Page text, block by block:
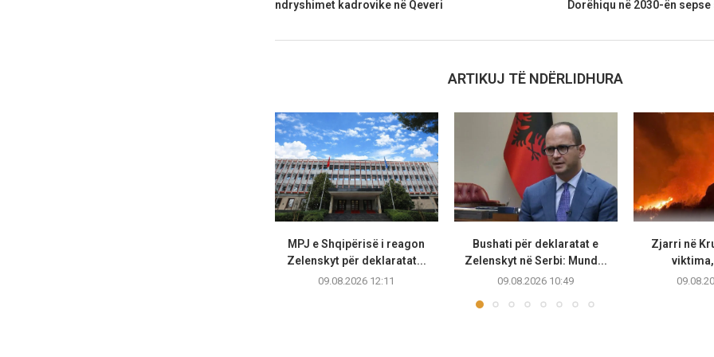
ndryshimet kadrovike në Qeveri
Dorëhiqu në 2030-ën
ARTIKUJ TË NDËRLIDHURA
MPJ e Shqipërisë i reagon
Zelenskyt për deklaratat...
09.08.2026 12:11
Bushati për deklaratat e
Zelenskyt në Serbi: Mund...
09.08.2026 10:49
Zjarri në